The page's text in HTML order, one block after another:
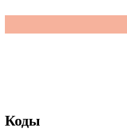
Коды